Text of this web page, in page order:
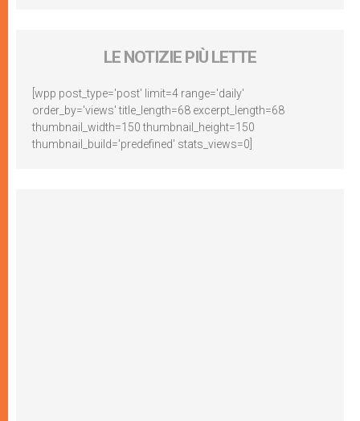
LE NOTIZIE PIÙ LETTE
[wpp post_type='post' limit=4 range='daily'
order_by='views' title_length=68 excerpt_length=68
thumbnail_width=150 thumbnail_height=150
thumbnail_build='predefined' stats_views=0]